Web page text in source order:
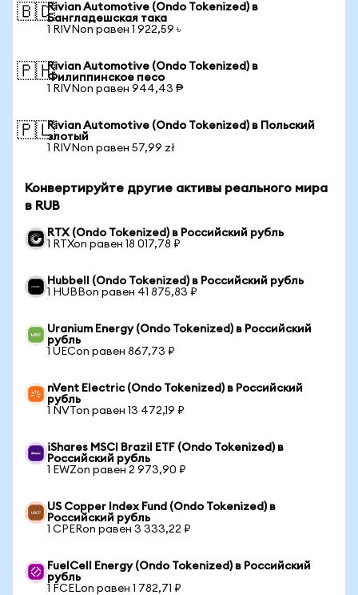
🇧🇩Rivian Automotive (Ondo Tokenized) в
Бангладешская така
1 RIVNon равен 1 922,59 ৳
🇵🇭Rivian Automotive (Ondo Tokenized) в
Филиппинское песо
1 RIVNon равен 944,43 ₱
🇵🇱Rivian Automotive (Ondo Tokenized) в Польский
злотый
1 RIVNon равен 57,99 zł
Конвертируйте другие активы реального мира
в RUB
RTX (Ondo Tokenized) в Российский рубль
1 RTXon равен 18 017,78 ₽
Hubbell (Ondo Tokenized) в Российский рубль
1 HUBBon равен 41 875,83 ₽
Uranium Energy (Ondo Tokenized) в Российский
рубль
1 UECon равен 867,73 ₽
nVent Electric (Ondo Tokenized) в Российский
рубль
1 NVTon равен 13 472,19 ₽
iShares MSCI Brazil ETF (Ondo Tokenized) в
Российский рубль
1 EWZon равен 2 973,90 ₽
US Copper Index Fund (Ondo Tokenized) в
Российский рубль
1 CPERon равен 3 333,22 ₽
FuelCell Energy (Ondo Tokenized) в Российский
рубль
1 FCELon равен 1 782,71 ₽